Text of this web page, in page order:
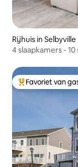
Rijhuis in Selbyville
4 slaapkamers -
Topfavoriet van
Favoriet van